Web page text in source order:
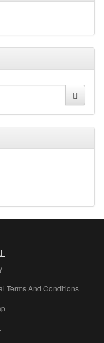
Terms And Conditions